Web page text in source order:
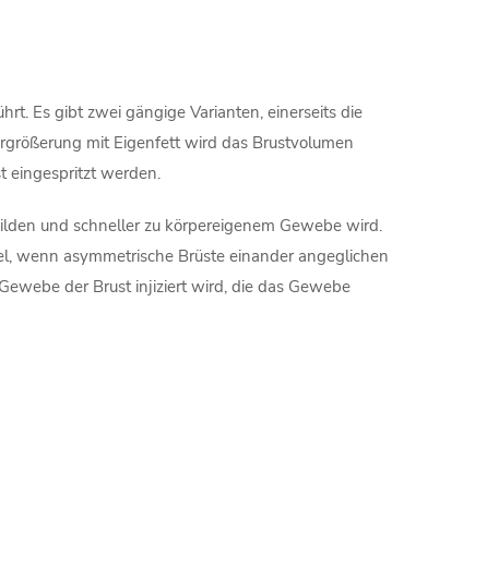
Es gibt zwei gängige Varianten, einerseits die
mit Eigenfett wird das Brustvolumen
eingespritzt werden.
und schneller zu körpereigenem Gewebe wird.
wenn asymmetrische Brüste einander angeglichen
der Brust injiziert wird, die das Gewebe